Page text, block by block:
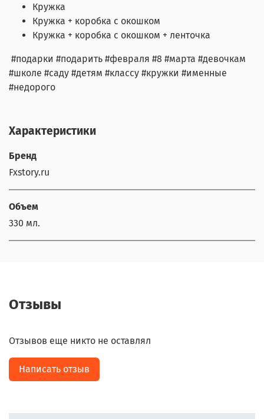
Кружка
Кружка + коробка с окошком
Кружка + коробка с окошком + ленточка
#подарки #подарить #февраля #8 #марта #девочкам
#школе #саду #детям #классу #кружки #именные
#недорого
Характеристики
Бренд
Fxstory.ru
Объем
330 мл.
Отзывы
Отзывов еще никто не оставлял
Написать отзыв